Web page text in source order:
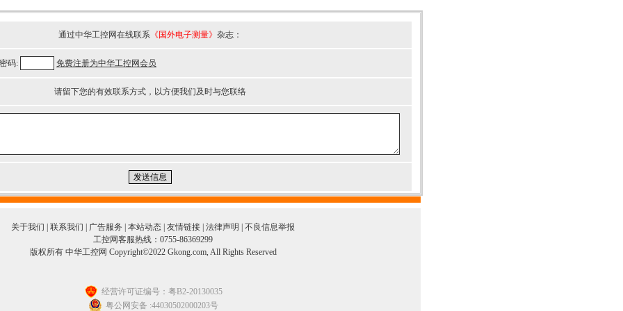
通过中华工控网在线联系《国外电子测量》 杂志：
码: 免费注册为中华工控网会员
请留下您的有效联系方式，以方便我们及时与您联络
关于我们 联系我们 广告服务 本站动态 友情链接 法律声明
不良信息举报
工控网客服热线：0755-86369299
版权所有 中华工控网 Copyright©2022 Gkong.com, All Rights Reserved
经营许可证编号：粤B2-20130035
粤公网安备 :44030502000203号